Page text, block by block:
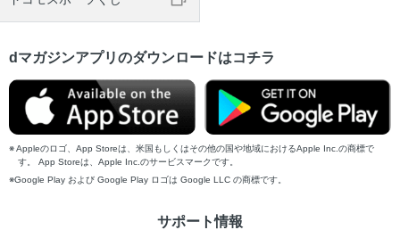
dマガジンアプリのダウンロードはコチラ
Appleのロゴ、App Storeは、米国もしくはその他の国や地域におけるApple Inc.の商標で
す。 App Storeは、Apple Inc.のサービスマークです。
Google Play および Google Play ロゴは Google LLC の商標です。
サポート情報